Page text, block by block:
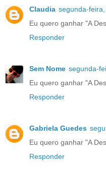
Claudia segunda-
Eu quero ganhar "A
Responder
Sem Nome segunda-
Eu quero ganhar "A
Responder
Gabriela Guedes
Eu quero ganhar "A
Responder